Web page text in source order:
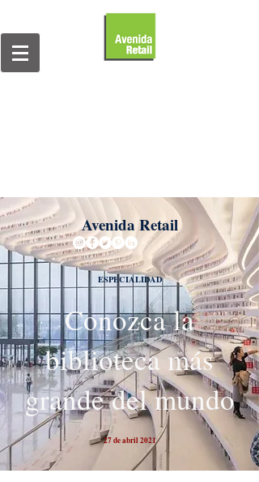
Avenida Retail
ESPECIALIDAD
Conozca la
biblioteca más
grande del mundo
27 de abril 2021